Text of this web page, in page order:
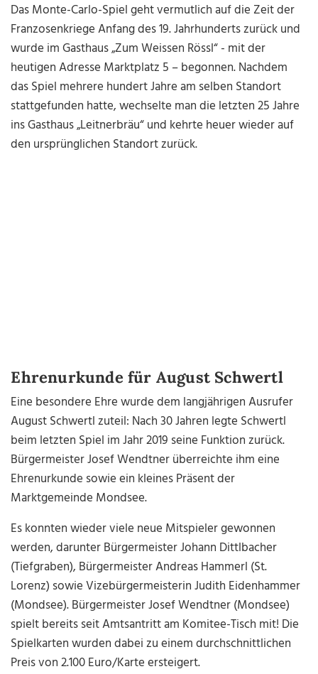
Das Monte-Carlo-Spiel geht vermutlich auf die Zeit der
Franzosenkriege Anfang des 19. Jahrhunderts zurück und
wurde im Gasthaus „Zum Weissen Rössl“ - mit der
heutigen Adresse Marktplatz 5 – begonnen. Nachdem
das Spiel mehrere hundert Jahre am selben Standort
stattgefunden hatte, wechselte man die letzten 25 Jahre
ins Gasthaus „Leitnerbräu“ und kehrte heuer wieder auf
den ursprünglichen Standort zurück.
Ehrenurkunde für August Schwertl
Eine besondere Ehre wurde dem langjährigen Ausrufer
August Schwertl zuteil: Nach 30 Jahren legte Schwertl
beim letzten Spiel im Jahr 2019 seine Funktion zurück.
Bürgermeister Josef Wendtner überreichte ihm eine
Ehrenurkunde sowie ein kleines Präsent der
Marktgemeinde Mondsee.
Es konnten wieder viele neue Mitspieler gewonnen
werden, darunter Bürgermeister Johann Dittlbacher
(Tiefgraben), Bürgermeister Andreas Hammerl (St.
Lorenz) sowie Vizebürgermeisterin Judith Eidenhammer
(Mondsee). Bürgermeister Josef Wendtner (Mondsee)
spielt bereits seit Amtsantritt am Komitee-Tisch mit! Die
Spielkarten wurden dabei zu einem durchschnittlichen
Preis von 2.100 Euro/Karte ersteigert.